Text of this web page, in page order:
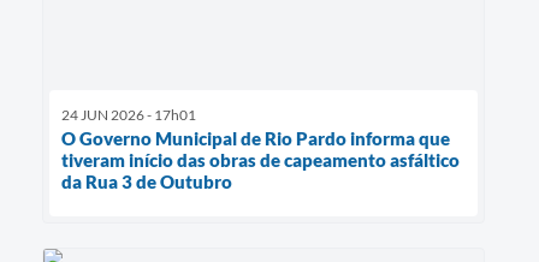
24 JUN 2026 - 17h01
O Governo Municipal de Rio Pardo informa que
tiveram início das obras de capeamento asfáltico
da Rua 3 de Outubro